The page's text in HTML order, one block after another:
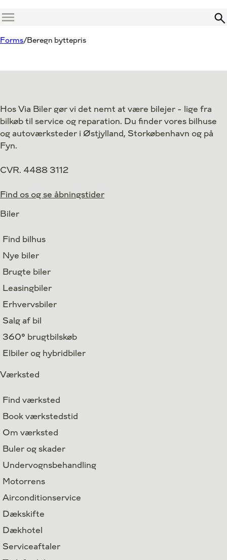
Menu
Forms Beregn byttepris
Hos Via Biler gør vi det nemt at være bilejer - lige fra
bilkøb til service og reparation. Du finder vores bilhuse
og autoværksteder i Østjylland, Storkøbenhavn og på
Fyn.
CVR. 4488 3112
Find os og se åbningstider
Biler
Find bilhus
Nye biler
Brugte biler
Leasingbiler
Erhvervsbiler
Salg af bil
360° brugtbilskøb
Elbiler og hybridbiler
Værksted
Find værksted
Book værkstedstid
Om værksted
Buler og skader
Undervognsbehandling
Motorrens
Airconditionservice
Dækskifte
Dækhotel
Serviceaftaler